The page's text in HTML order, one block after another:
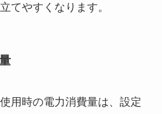
てやすくなります。
用時の電力消費量は、設定